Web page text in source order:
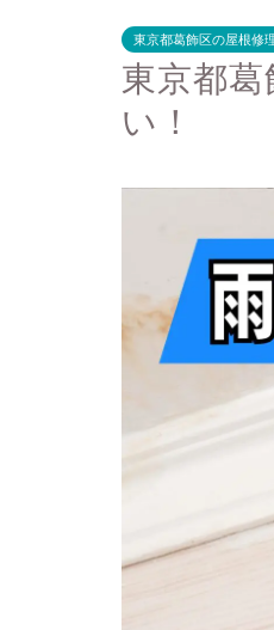
東京都葛飾区の屋根修
東京都
い！